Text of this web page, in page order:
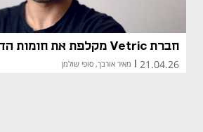
חברת Vetric מקלפת את חומות הדאטה
21.04.26 מאיר אורבך, סופי שולמן